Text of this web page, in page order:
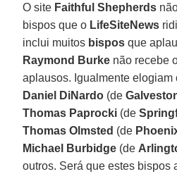
O site Faithful Shepherds
bispos que o LifeSiteNews
inclui muitos bispos que
Raymond Burke não recebe
aplausos. Igualmente
Daniel DiNardo (de
Thomas Paprocki (de
Thomas Olmsted (de
Michael Burbidge (de
outros. Será que estes bispos